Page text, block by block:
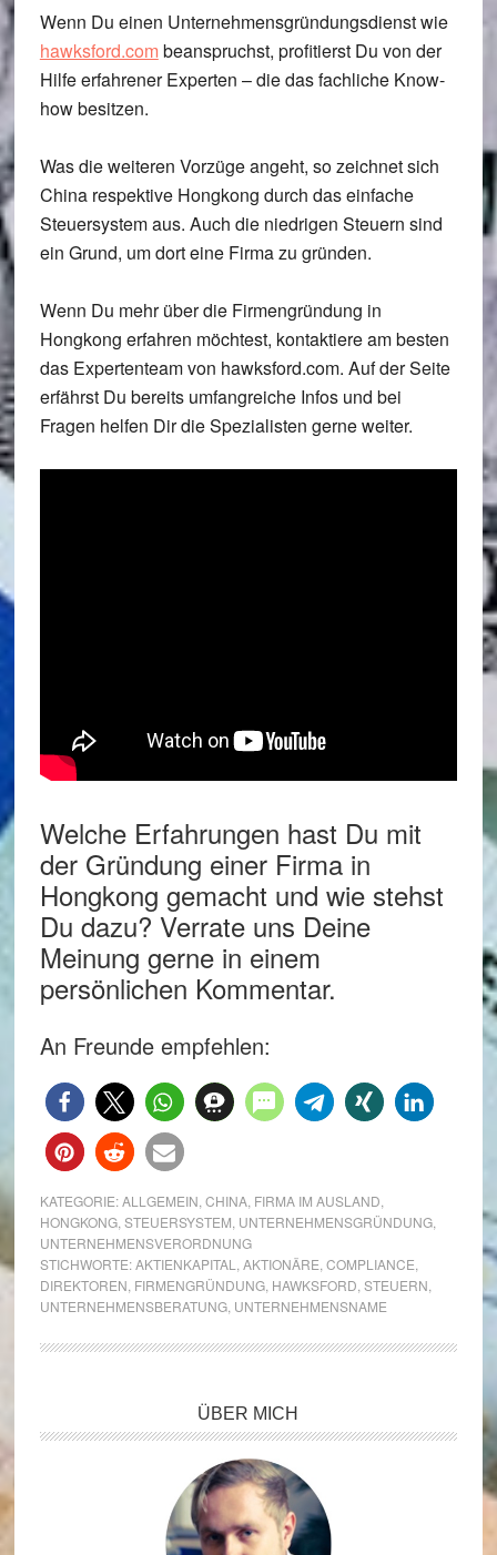
Wenn Du einen Unternehmensgründungsdienst wie
hawksford.combeanspruchst, profitierst Du von der
Hilfe erfahrener Experten – die das fachliche Know-
how besitzen.
Was die weiteren Vorzüge angeht, so zeichnet sich
China respektive Hongkong durch das einfache
Steuersystem aus. Auch die niedrigen Steuern sind
ein Grund, um dort eine Firma zu gründen.
Wenn Du mehr über die Firmengründung in
Hongkong erfahren möchtest, kontaktiere am besten
das Expertenteam von hawksford.com. Auf der Seite
erfährst Du bereits umfangreiche Infos und bei
Fragen helfen Dir die Spezialisten gerne weiter.
Welche Erfahrungen hast Du mit
der Gründung einer Firma in
Hongkong gemacht und wie stehst
Du dazu? Verrate uns Deine
Meinung gerne in einem
persönlichen Kommentar.
An Freunde empfehlen:
KATEGORIE:ALLGEMEIN CHINA, FIRMA IM AUSLAND
HONGKONG, STEUERSYSTEM UNTERNEHMENSGRÜNDUNG,
UNTERNEHMENSVERORDNUNG
STICHWORTE:AKTIENKAPITAL AKTIONÄRE COMPLIANCE
DIREKTOREN FIRMENGRÜNDUNG, HAWKSFORD STEUERN
UNTERNEHMENSBERATUNG, UNTERNEHMENSNAME
ÜBER MICH